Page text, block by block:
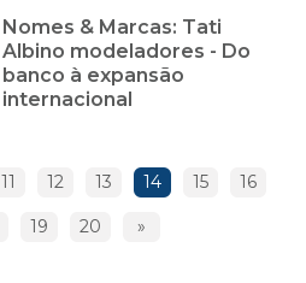
Nomes & Marcas: Tati
Albino modeladores - Do
banco à expansão
internacional
11 12 13 14 15 16
19 20 »